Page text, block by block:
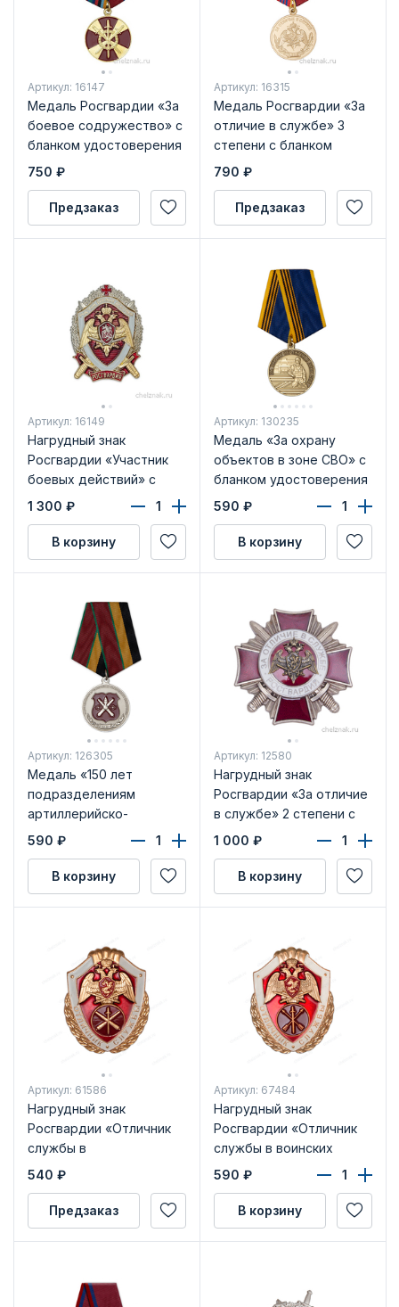
Артикул: 16147
Медаль Росгвардии «За
боевое содружество» с
бланком удостоверения
750 ₽
Предзаказ
Артикул: 16315
Медаль Росгвардии «За
отличие в службе» 3
степени с бланком
удостоверения
790 ₽
Предзаказ
Артикул: 16149
Нагрудный знак
Росгвардии «Участник
боевых действий» с
бланком удостоверения
1 300 ₽
В корзину
Артикул: 130235
Медаль «За охрану
объектов в зоне СВО» с
бланком удостоверения
590 ₽
В корзину
Артикул: 126305
Медаль «150 лет
подразделениям
артиллерийско-
технического
Росгвардии» с
удостоверением
590 ₽
В корзину
Артикул: 12580
Нагрудный знак
Росгвардии «За отличие
в службе» 2 степени с
бланком удостоверения
1 000 ₽
В корзину
Артикул: 61586
Нагрудный знак
Росгвардии «Отличник
службы в
артиллерийских
(подразделениях)»
540 ₽
Предзаказ
Артикул: 67484
Нагрудный знак
Росгвардии «Отличник
службы в воинских
частях оперативного
590 ₽
В корзину